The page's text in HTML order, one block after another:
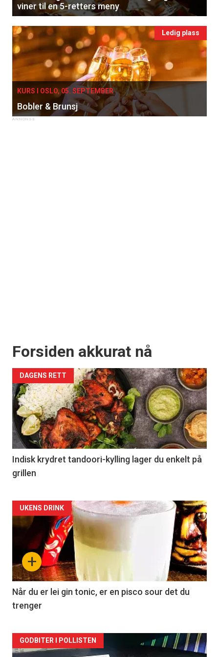
viner til en 5-retters meny
Ledig plass
KURS I OSLO, 05. SEPTEMBER
Bobler & Brunsj
Forsiden akkurat nå
DAGENS RETT
Indisk krydret tandoori-kylling lager du enkelt på
grillen
Forsiden
akkurat
nå
-
2
+
UKENS DRINK
Når du er lei gin tonic, er en pisco sour det du
trenger
Forsiden
GODBITER I POLLISTEN